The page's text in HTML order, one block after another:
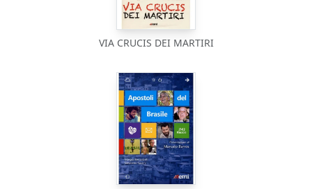
VIA CRUCIS DEI MARTIRI